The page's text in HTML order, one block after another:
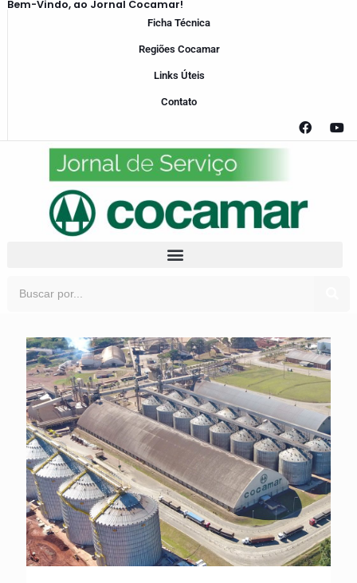
Bem-Vindo, ao Jornal Cocamar!
Ficha Técnica
Regiões Cocamar
Links Úteis
Contato